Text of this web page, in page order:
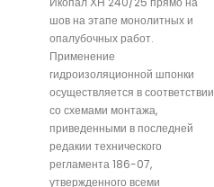
шов на этапе монолитных и
опалубочных работ.
Применение
гидроизоляционной шпонки
осуществляется в соответствии
со схемами монтажа,
приведенными в последней
редакии технического
регламента 186-07,
утвержденного всеми